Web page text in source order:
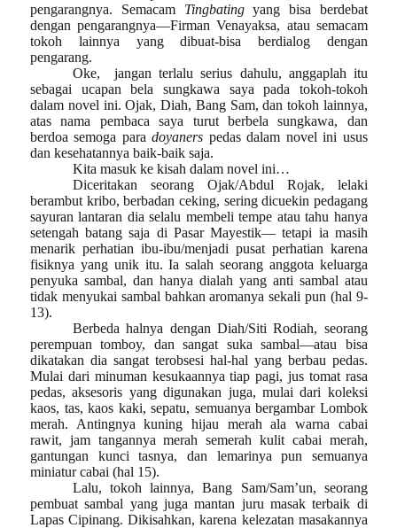
pengarangnya. Semacam Tingbatingyang bisa berdebat
dengan pengarangnya—Firman Venayaksa, atau semacam
tokoh lainnya yang dibuat-bisa berdialog dengan
pengarang.
Oke,
jangan terlalu serius dahulu, anggaplah itu
sebagai ucapan bela sungkawa saya pada tokoh-tokoh
dalam novel ini. Ojak, Diah, Bang Sam, dan tokoh lainnya,
atas nama pembaca saya turut berbela sungkawa, dan
berdoa semoga paradoyaners pedas dalam novel ini usus
dan kesehatannya baik-baik saja.
Kita masuk ke kisah dalam novel ini…
Diceritakan seorang Ojak/Abdul Rojak, lelaki
berambut kribo, berbadan ceking, sering dicuekin pedagang
sayuran lantaran dia selalu membeli tempe atau tahu hanya
setengah batang saja di Pasar Mayestik— tetapi ia masih
menarik perhatian ibu-ibu/menjadi pusat perhatian karena
fisiknya yang unik itu. Ia salah seorang anggota keluarga
penyuka sambal, dan hanya dialah yang anti sambal atau
tidak menyukai sambal bahkan aromanya sekali pun (hal 9-
13).
Berbeda halnya dengan Diah/Siti Rodiah, seorang
perempuan tomboy, dan sangat suka sambal—atau bisa
dikatakan dia sangat terobsesi hal-hal yang berbau pedas.
Mulai dari minuman kesukaannya tiap pagi, jus tomat rasa
pedas, aksesoris yang digunakan juga, mulai dari koleksi
kaos, tas, kaos kaki, sepatu, semuanya bergambar Lombok
merah. Antingnya kuning hijau merah ala warna cabai
rawit, jam tangannya merah semerah kulit cabai merah,
gantungan kunci tasnya, dan lemarinya pun semuanya
miniatur cabai (hal 15).
Lalu, tokoh lainnya, Bang Sam/Sam’un, seorang
pembuat sambal yang juga mantan juru masak terbaik di
Lapas Cipinang. Dikisahkan, karena kelezatan masakannya